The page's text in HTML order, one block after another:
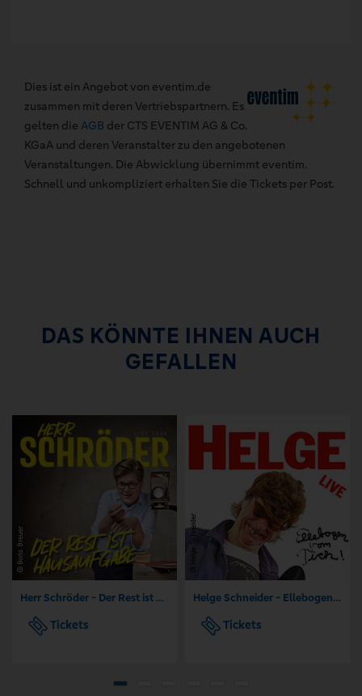
Dies ist ein Angebot von eventim.de
zusammen mit deren Vertriebspartnern. Es
gelten die AGB der CTS EVENTIM AG & Co.
KGaA und deren Veranstalter zu den angebotenen
Veranstaltungen. Die Abwicklung übernimmt eventim.
Schnell und unkompliziert erhalten Sie die Tickets per Post.
DAS KÖNNTE IHNEN AUCH
GEFALLEN
Herr Schröder - Der Rest ist Hausaufgabe
Tickets
Helge Schneider - Ellebogen vom Tich
Tickets